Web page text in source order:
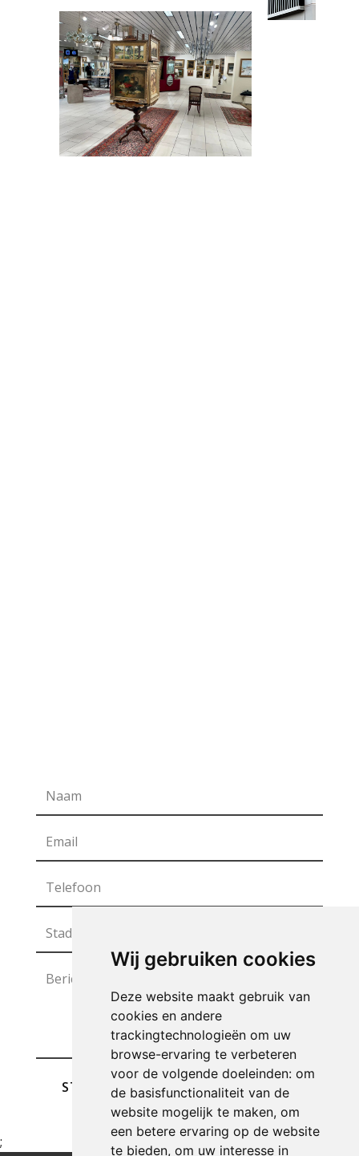
Wij gebruiken cookies
Deze website maakt gebruik van
cookies en andere
trackingtechnologieën om uw
browse-ervaring te verbeteren
voor de volgende doeleinden: om
de basisfunctionaliteit van de
website mogelijk te maken, om
een betere ervaring op de website
te bieden, om uw interesse in
STUREN
;